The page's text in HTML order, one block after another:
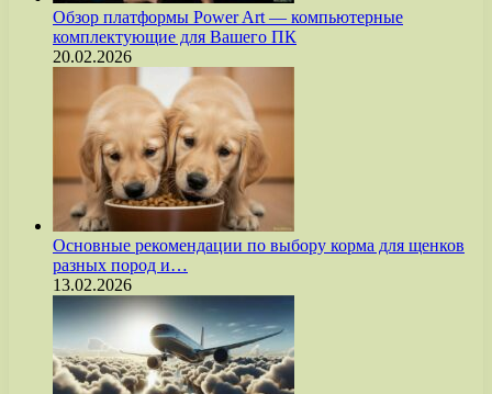
Обзор платформы Power Art — компьютерные
комплектующие для Вашего ПК
20.02.2026
Основные рекомендации по выбору корма для щенков
разных пород и…
13.02.2026